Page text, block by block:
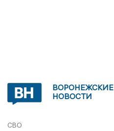
ВОРОНЕЖСКИЕ
НОВОСТИ
СВО